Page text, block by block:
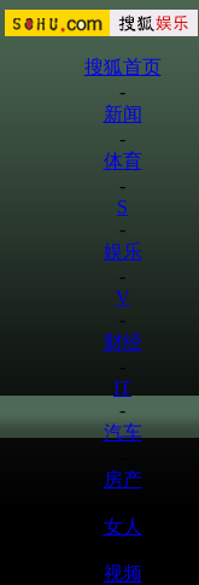
搜狐首页
-
新闻
-
体育
-
S
-
娱乐
-
V
-
财经
-
IT
-
汽车
房产
女人
视频